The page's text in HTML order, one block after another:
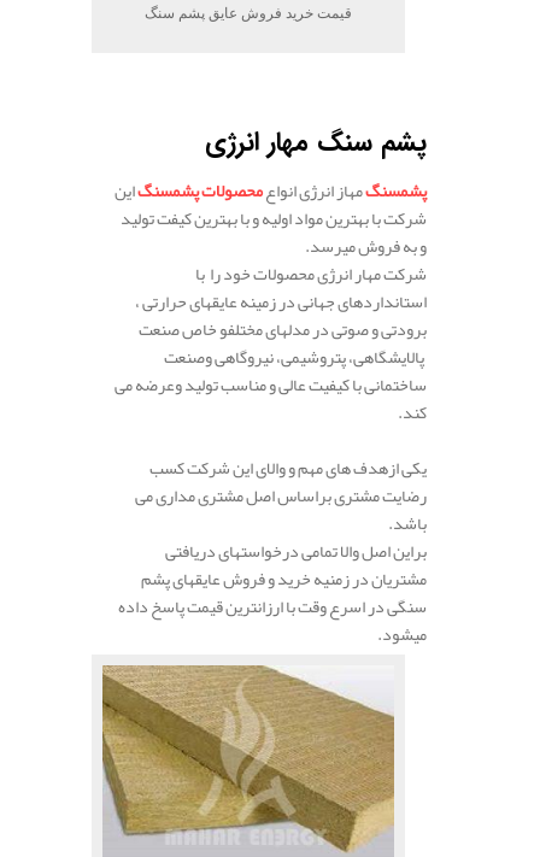
قیمت خرید فروش عایق پشم سنگ
پشم سنگ مهار انرژی
پشمسنگمهاز انرژی انواعمحصولاتپشمسنگاین
شرکت با بهترین مواد اولیه و با بهترین کیفت تولید
و به فروش میرسد.
شرکت مهار انرژی محصولات خود رابا
استانداردهایجهانیدرزمینهعایقهایحرارتی ،
برودتیوصوتیدرمدلهایمختلفو خاص صنعت
پالایشگاهی،پتروشیمی،نیروگاهیوصنعت
ساختمانیباکیفیتعالی و مناسبتولیدوعرضهمی
کند.
یکیازهدف هایمهم و والایاینشرکتکسب
رضایتمشتریبراساساصلمشتریمداری می
باشد.
براین اصل والا تمامیدرخواستهایدریافتی
مشتریان در زمنیه خرید و فروش عایقهای پشم
سنگیدراسرعوقتبا ارزانترینقیمتپاسخداده
میشود.